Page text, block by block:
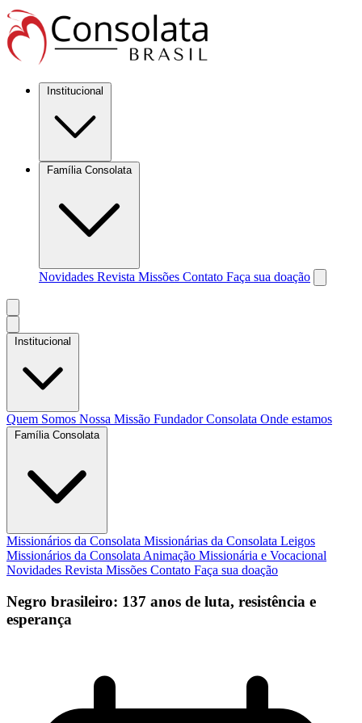
Institucional
Família Consolata
Novidades Revista Missões Contato Faça sua doação
Institucional
Quem Somos Nossa Missão FundadorConsolata Onde estamos
Família Consolata
Missionários da Consolata Missionárias da Consolata Leigos
Missionários da Consolata Animação Missionária e Vocacional
Novidades Revista Missões Contato Faça sua doação
Negro brasileiro: 137 anos de luta, resistência e
esperança